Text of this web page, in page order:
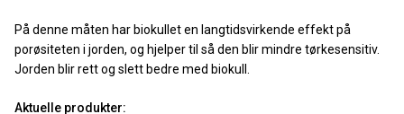
På denne måten har biokullet en langtidsvirkende effekt på
porøsiteten i jorden, og hjelper til så den blir mindre tørkesensitiv.
Jorden blir rett og slett bedre med biokull.
Aktuelle produkter: